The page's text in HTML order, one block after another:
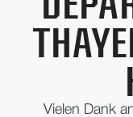
Vielen Dank